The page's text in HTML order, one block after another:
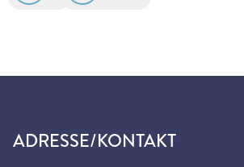
ADRESSE/KONTAKT